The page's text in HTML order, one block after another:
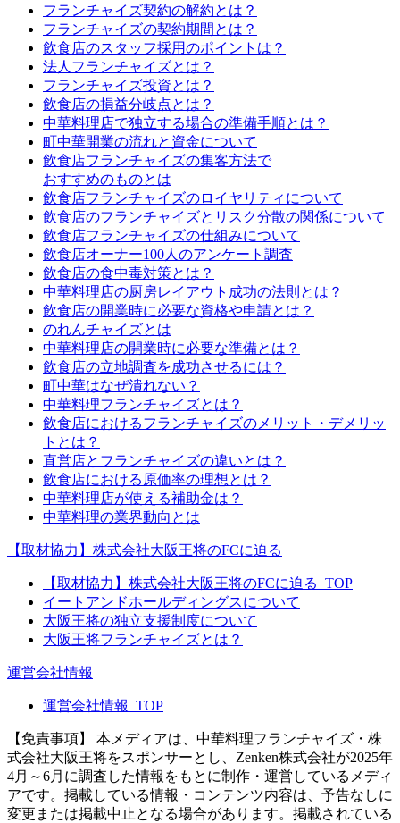
フランチャイズ契約の解約とは？
フランチャイズの契約期間とは？
飲食店のスタッフ採用のポイントは？
法人フランチャイズとは？
フランチャイズ投資とは？
飲食店の損益分岐点とは？
中華料理店で独立する場合の準備手順とは？
町中華開業の流れと資金について
飲食店フランチャイズの集客方法で
おすすめのものとは
飲食店フランチャイズのロイヤリティについて
飲食店のフランチャイズとリスク分散の関係について
飲食店フランチャイズの仕組みについて
飲食店オーナー100人のアンケート調査
飲食店の食中毒対策とは？
中華料理店の厨房レイアウト成功の法則とは？
飲食店の開業時に必要な資格や申請とは？
のれんチャイズとは
中華料理店の開業時に必要な準備とは？
飲食店の立地調査を成功させるには？
町中華はなぜ潰れない？
中華料理フランチャイズとは？
飲食店におけるフランチャイズのメリット・デメリッ
トとは？
直営店とフランチャイズの違いとは？
飲食店における原価率の理想とは？
中華料理店が使える補助金は？
中華料理の業界動向とは
【取材協力】株式会社大阪王将のFCに迫る
【取材協力】株式会社大阪王将のFCに迫る_TOP
イートアンドホールディングスについて
大阪王将の独立支援制度について
大阪王将フランチャイズとは？
運営会社情報
運営会社情報_TOP
【免責事項】
本メディアは、中華料理フランチャイズ・株
式会社大阪王将をスポンサーとし、Zenken株式会社が2025年
4月～6月に調査した情報をもとに制作・運営しているメディ
アです。掲載している情報・コンテンツ内容は、予告なしに
変更または掲載中止となる場合があります。掲載されている